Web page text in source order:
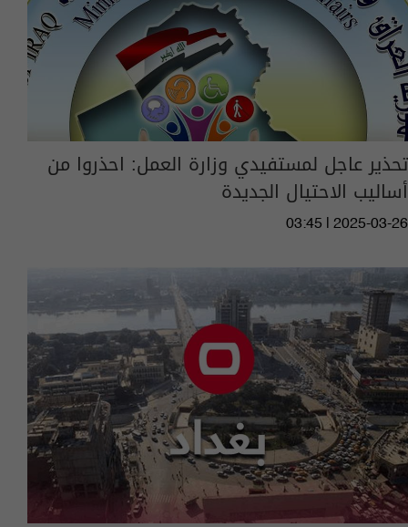
تحذير عاجل لمستفيدي وزارة العمل: احذروا من
أساليب الاحتيال الجديدة
03:45 | 2025-03-26